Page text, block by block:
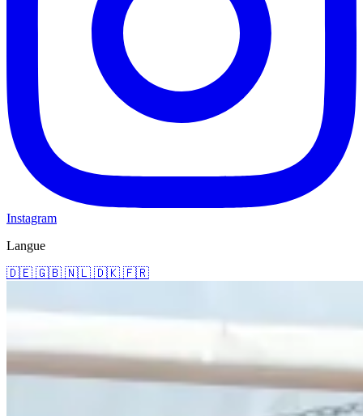
Instagram
Langue
🇩🇪 🇬🇧 🇳🇱 🇩🇰 🇫🇷